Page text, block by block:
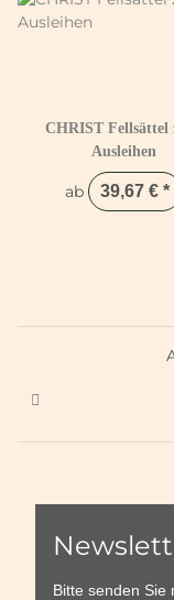
CHRIST Fellsättel
Ausleihen
ab 39,67 € *
Bitte senden Sie